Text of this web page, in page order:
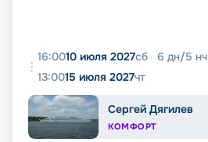
16:0010 июля 2027сб 6 дн/5 нч
13:0015 июля 2027чт
Сергей Дягилев
КОМФОРТ